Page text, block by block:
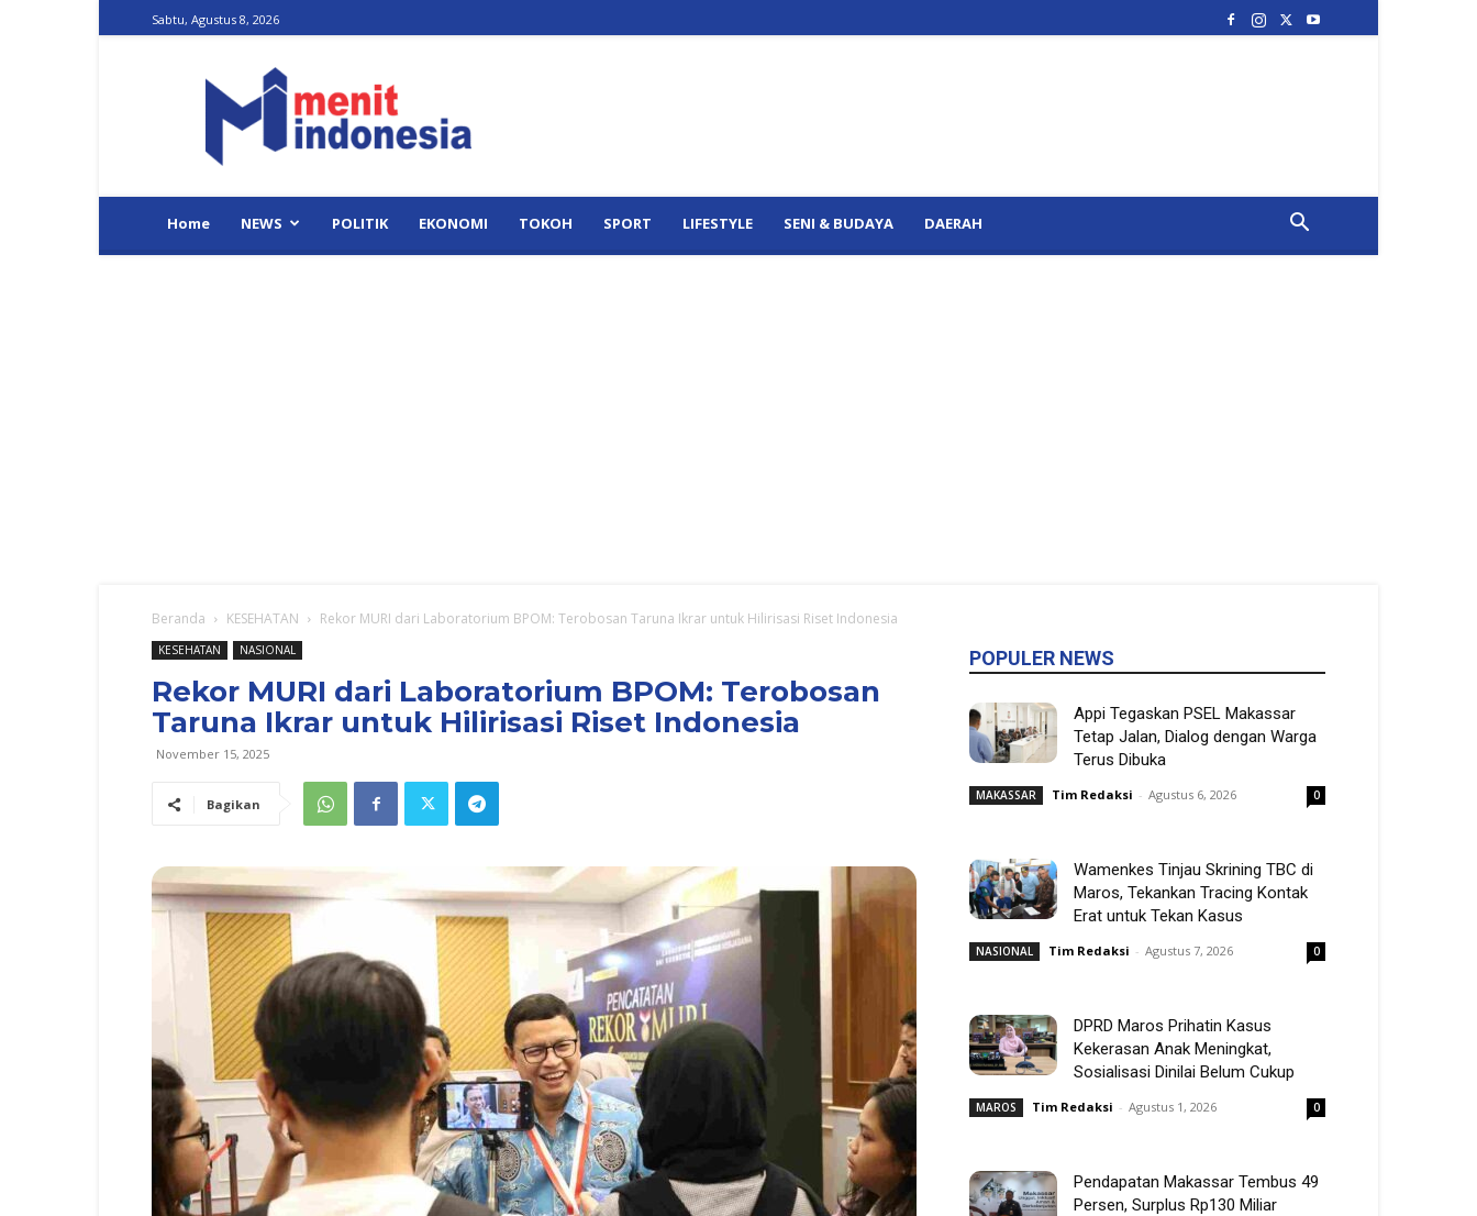
Sabtu, Agustus 8, 2026
Indonesia
Home NEWS POLITIK EKONOMI TOKOH SPORT LIFESTYLE SENI & BUDAYA DAERAH
Beranda KESEHATAN Rekor MURI dari Laboratorium BPOM: Terobosan Taruna Ikrar untuk Hilirisasi Riset Indonesia
KESEHATAN NASIONAL
Rekor MURI dari Laboratorium BPOM: Terobosan
Taruna Ikrar untuk Hilirisasi Riset Indonesia
November 15, 2025
Bagikan
POPULER NEWS
Appi Tegaskan PSEL Makassar
Tetap Jalan, Dialog dengan Warga
Terus Dibuka
MAKASSAR Tim Redaksi - Agustus 6, 2026 0
Wamenkes Tinjau Skrining TBC di
Maros, Tekankan Tracing Kontak
Erat untuk Tekan Kasus
NASIONAL Tim Redaksi - Agustus 7, 2026 0
DPRD Maros Prihatin Kasus
Kekerasan Anak Meningkat,
Sosialisasi Dinilai Belum Cukup
MAROS Tim Redaksi - Agustus 1, 2026 0
Pendapatan Makassar Tembus 49
Persen, Surplus Rp130 Miliar